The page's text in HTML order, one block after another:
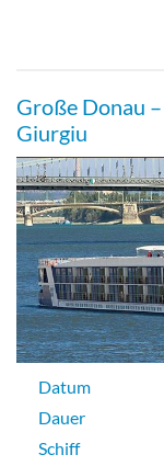
Große Donau
Giurgiu
Datum
Dauer
Schiff